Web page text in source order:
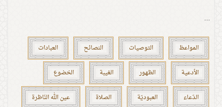
...
المواعظ التوصيات النصائح العبادات
الأدعية الظهور الغيبة الخضوع
الدّعاء العبوديّة الصلاة عين الله النّاظرة